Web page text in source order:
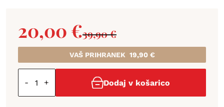
39,90€
20,00 €
VAŠ PRIHRANEK 19,90 €
- + Dodaj v košarico